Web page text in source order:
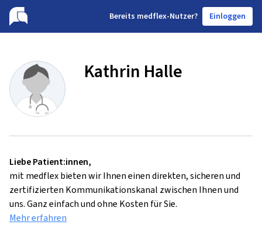
Bereits medflex-Nutzer? Einloggen
Kathrin Halle
Liebe Patient:innen,
mit medflex bieten wir Ihnen einen direkten, sicheren und
zertifizierten Kommunikationskanal zwischen Ihnen und
uns. Ganz einfach und ohne Kosten für Sie.
Mehr erfahren